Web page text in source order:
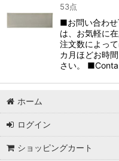
53点
■お問い合わ
は、お気軽に
注文数によっ
カ月ほどお時
さい。
ホーム
ログイン
ショッピングカート